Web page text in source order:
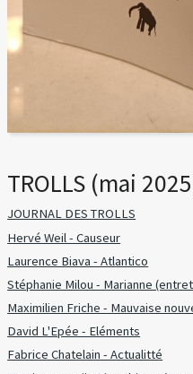
TROLLS (mai
JOURNAL DES TROLLS
Hervé Weil - Causeur
Laurence Biava - Atlantico
Stéphanie Milou - Marianne
Maximilien Friche - Mauvaise
David L'Epée - Eléments
Fabrice Chatelain - Actualitté